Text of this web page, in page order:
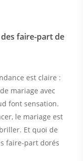
faire-part de
est claire :
mariage avec
font sensation.
le mariage est
Et quoi de
faire-part dorés